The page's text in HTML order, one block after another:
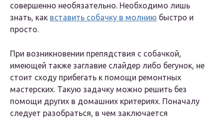
совершенно необязательно. Необходимо лишь
знать, как вставить собачку в молнию быстро и
просто.
При возникновении препядствия с собачкой,
имеющей также заглавие слайдер либо бегунок, не
стоит сходу прибегать к помощи ремонтных
мастерских. Такую задачку можно решить без
помощи других в домашних критериях. Поначалу
следует разобраться, в чем заключается